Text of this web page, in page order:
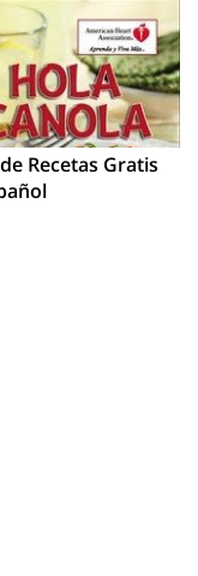
Recetas Gratis